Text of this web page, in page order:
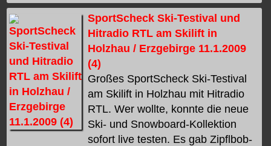
SportScheck Ski-Testival und
Hitradio RTL am Skilift in
Holzhau / Erzgebirge 11.1.2009
(4)
Großes SportScheck Ski-Testival
am Skilift in Holzhau mit Hitradio
RTL. Wer wollte, konnte die neue
Ski- und Snowboard-Kollektion
sofort live testen. Es gab Zipflbob-